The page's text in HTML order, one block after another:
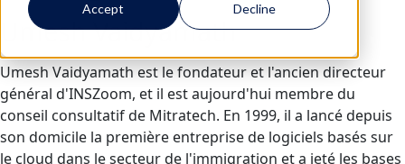
Accept Decline
Umesh Vaidyamath
Umesh Vaidyamath est le fondateur et l'ancien directeur
général d'INSZoom, et il est aujourd'hui membre du
conseil consultatif de Mitratech. En 1999, il a lancé depuis
son domicile la première entreprise de logiciels basés sur
le cloud dans le secteur de l'immigration et a jeté les bases